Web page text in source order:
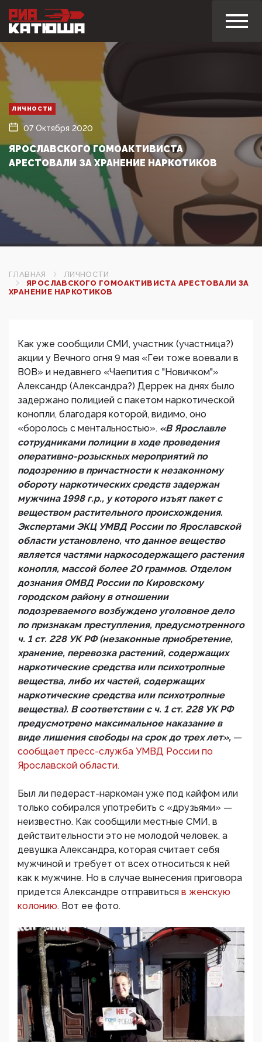
ЛИЧНОСТИ
07 Октября 2020
ЯРОСЛАВСКОГО ГОМОАКТИВИСТА
АРЕСТОВАЛИ ЗА ХРАНЕНИЕ НАРКОТИКОВ
ГЛАВНАЯ
ЛИЧНОСТИ
ЯРОСЛАВСКОГО ГОМОАКТИВИСТА АРЕСТОВАЛИ ЗА
ХРАНЕНИЕ НАРКОТИКОВ
Как уже сообщили СМИ, участник (участница?)
акции у Вечного огня 9 мая «Геи тоже воевали в
ВОВ» и недавнего «Чаепития с "Новичком"»
Александр (Александра?) Деррек на днях было
задержано полицией с пакетом наркотической
конопли, благодаря которой, видимо, оно
«боролось с ментальностью». «В Ярославле
сотрудниками полиции в ходе проведения
оперативно-розыскных мероприятий по
подозрению в причастности к незаконному
обороту наркотических средств задержан
мужчина 1998 г.р., у которого изъят пакет с
веществом растительного происхождения.
Экспертами ЭКЦ УМВД России по Ярославской
области установлено, что данное вещество
является частями наркосодержащего растения
конопля, массой более 20 граммов. Отделом
дознания ОМВД России по Кировскому
городском району в отношении
подозреваемого возбуждено уголовное дело
по признакам преступления, предусмотренного
ч. 1 ст. 228 УК РФ (незаконные приобретение,
хранение, перевозка растений, содержащих
наркотические средства или психотропные
вещества, либо их частей, содержащих
наркотические средства или психотропные
вещества). В соответствии с ч. 1 ст. 228 УК РФ
предусмотрено максимальное наказание в
виде лишения свободы на срок до трех лет», —
сообщает пресс-служба УМВД России по
Ярославской области.
Был ли педераст-наркоман уже под кайфом или
только собирался употребить с «друзьями» —
неизвестно. Как сообщили местные СМИ, в
действительности это не молодой человек, а
девушка Александра, которая считает себя
мужчиной и требует от всех относиться к ней
как к мужчине. Но в случае вынесения приговора
придется Александре отправиться в женскую
колонию. Вот ее фото.